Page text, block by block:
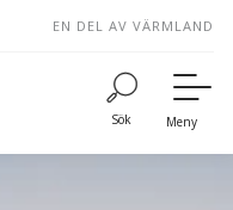
EN DEL AV VÄRMLAND
Sök Meny